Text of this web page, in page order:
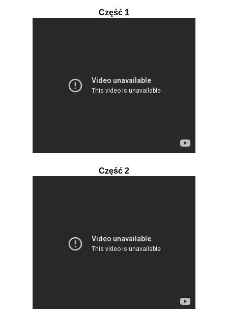
Część 1
Część 2